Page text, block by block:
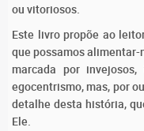
ou vitoriosos.
Este livro propõe ao
que possamos
marcada por
egocentrismo, mas, por
detalhe desta história,
Ele.